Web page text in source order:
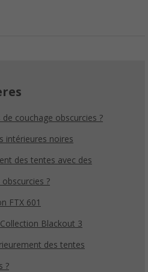
couchage obscurcies ?
intérieures noires
des tentes avec des
?
FTX 601
Blackout 3
des tentes
?